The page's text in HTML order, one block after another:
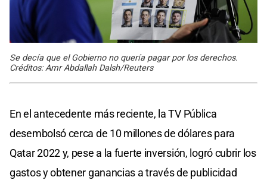
Se decía que el Gobierno no quería pagar por los derechos.
Créditos: Amr Abdallah Dalsh/Reuters
En el antecedente más reciente, la TV Pública
desembolsó cerca de 10 millones de dólares para
Qatar 2022 y, pese a la fuerte inversión, logró cubrir los
gastos y obtener ganancias a través de publicidad